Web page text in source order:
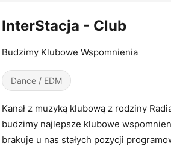
InterStacja - Club
Budzimy Klubowe Wspomnienia
Dance / EDM
Kanał z muzyką klubową z rodziny
budzimy najlepsze klubowe
brakuje u nas stałych pozycji